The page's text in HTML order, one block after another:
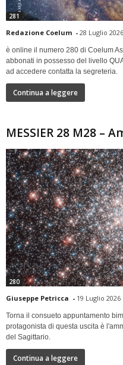
281
Redazione Coelum - 28 Luglio 2026
è online il numero 280 di Coelum
abbonati in possesso del livello
ad accedere contatta la segreteria.
Continua a leggere
MESSIER 28 M28 –
280
Giuseppe Petricca - 19 Luglio 2026
Torna il consueto appuntamento
protagonista di questa uscita è
del Sagittario.
Continua a leggere